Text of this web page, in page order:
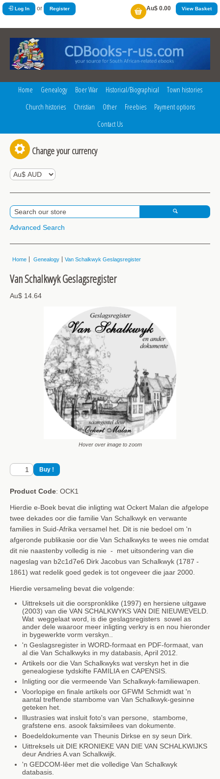
Log In or Register Au$ 0.00 View Basket
Home Genealogy Boer War Historical/Biographical
Town histories
Church histories
Christian Other Freebies
Payment options
Contact Us
Change your currency
Advanced Search
Home Genealogy Van Schalkwyk Geslagsregister
Van Schalkwyk Geslagsregister
Au$ 14.64
Hover over image to zoom
Product Code: OCK1
Hierdie e-Boek bevat die inligting wat Ockert Malan die afgelope
twee dekades oor die familie Van Schalkwyk en verwante
families in Suid-Afrika versamel het. Dit is nie bedoel om 'n
afgeronde publikasie oor die Van Schalkwyks te wees nie omdat
dit nie naastenby volledig is nie - met uitsondering van die
nageslag van b2c1d7e6 Dirk Jacobus van Schalkwyk (1787 -
1861) wat redelik goed gedek is tot ongeveer die jaar 2000.
Hierdie versameling bevat die volgende:
Uittreksels uit die oorspronklike (1997) en hersiene uitgawe
(2003) van die VAN SCHALKWYKS VAN DIE NIEUWEVELD.
Wat weggelaat word, is die geslagsregisters sowel as
ander dele waaroor meer inligting verkry is en nou hieronder
in bygewerkte vorm verskyn..
'n Geslagsregister in WORD-formaat en PDF-formaat, van
al die Van Schalkwyks in my databasis, April 2012.
Artikels oor die Van Schalkwyks wat verskyn het in die
genealogiese tydskifte FAMILIA en CAPENSIS.
Inligting oor die vermeende Van Schalkwyk-familiewapen.
Voorlopige en finale artikels oor GFWM Schmidt wat 'n
aantal treffende stambome van Van Schalkwyk-gesinne
geteken het.
Illustrasies wat insluit foto's van persone, stambome,
grafstene ens. asook faksimilees van dokumente.
Boedeldokumente van Theunis Dirkse en sy seun Dirk.
Uittreksels uit DIE KRONIEKE VAN DIE VAN SCHALKWIJKS
deur Andries A.van Schalkwijk.
'n GEDCOM-lêer met die volledige Van Schalkwyk
databasis.